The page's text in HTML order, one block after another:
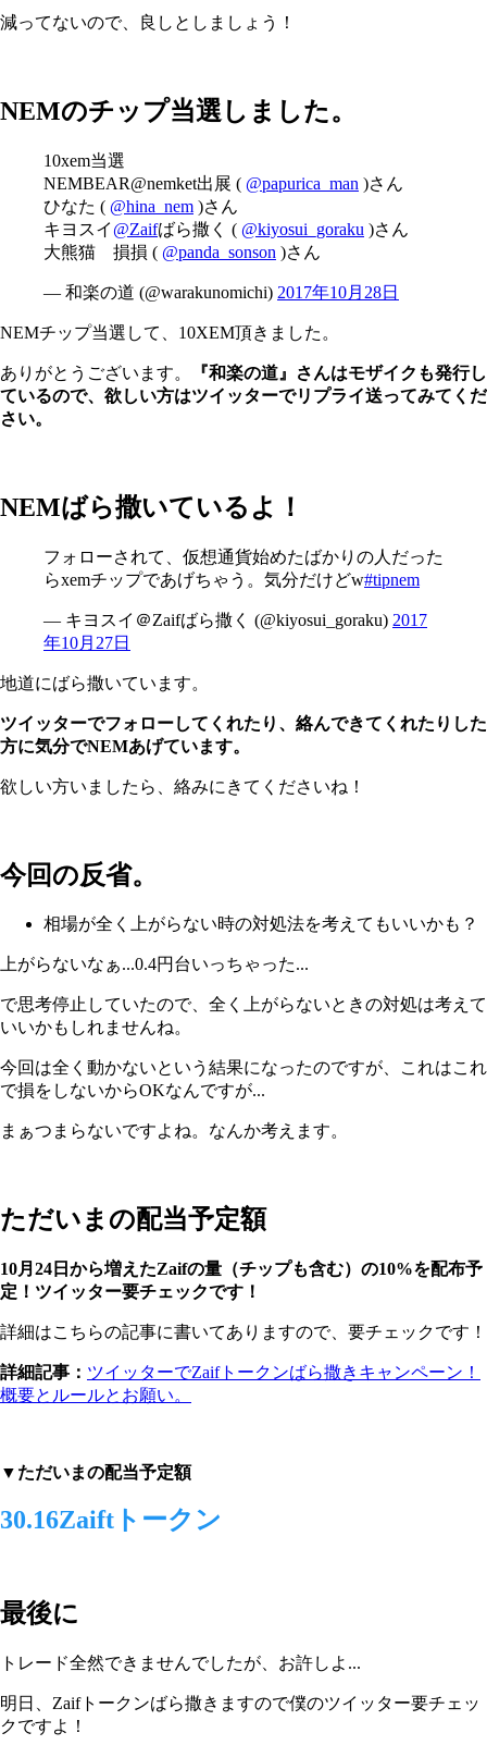
減ってないので、良しとしましょう！
NEMのチップ当選しました。
10xem当選
NEMBEAR@nemket出展 ( @papurica_man )さん
ひなた ( @hina_nem )さん
キヨスイ @Zaifばら撒く ( @kiyosui_goraku )さん
大熊猫 損損 ( @panda_sonson )さん
— 和楽の道 (@warakunomichi) 2017年10月28日
NEMチップ当選して、10XEM頂きました。
ありがとうございます。
『和楽の道』さんはモザイクも発行し
ているので、欲しい方はツイッターでリプライ送ってみてくだ
さい。
NEMばら撒いているよ！
フォローされて、仮想通貨始めたばかりの人だった
らxemチップであげちゃう。気分だけどw#tipnem
— キヨスイ＠Zaifばら撒く (@kiyosui_goraku) 2017
年10月27日
地道にばら撒いています。
ツイッターでフォローしてくれたり、絡んできてくれたりした
方に気分でNEMあげています。
欲しい方いましたら、絡みにきてくださいね！
今回の反省。
相場が全く上がらない時の対処法を考えてもいいかも？
上がらないなぁ...0.4円台いっちゃった...
で思考停止していたので、全く上がらないときの対処は考えて
いいかもしれませんね。
今回は全く動かないという結果になったのですが、これはこれ
で損をしないからOKなんですが...
まぁつまらないですよね。なんか考えます。
ただいまの配当予定額
10月24日から増えたZaifの量（チップも含む）の10%を配布予
定！ツイッター要チェックです！
詳細はこちらの記事に書いてありますので、要チェックです！
詳細記事： ツイッターでZaifトークンばら撒きキャンペーン！
概要とルールとお願い。
▼ただいまの配当予定額
30.16Zaiftトークン
最後に
トレード全然できませんでしたが、お許しよ...
明日、Zaifトークンばら撒きますので僕のツイッター要チェッ
クですよ！